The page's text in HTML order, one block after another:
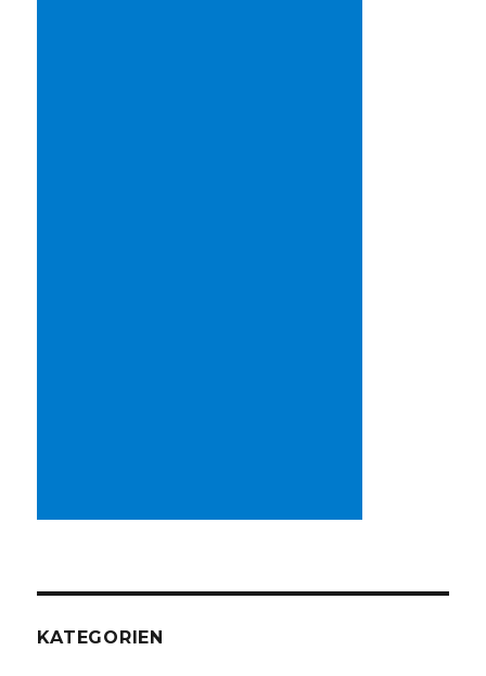
KATEGORIEN